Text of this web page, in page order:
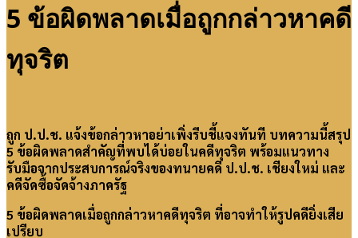
5 ข้อผิดพลาดเมื่อถูกกล่าวหาคดี
ทุจริต
ถูก ป.ป.ช. แจ้งข้อกล่าวหาอย่าเพิ่งรีบชี้แจงทันที บทความนี้สรุป
5 ข้อผิดพลาดสำคัญที่พบได้บ่อยในคดีทุจริต พร้อมแนวทาง
รับมือจากประสบการณ์จริงของทนายคดี ป.ป.ช. เชียงใหม่ และ
คดีจัดซื้อจัดจ้างภาครัฐ
5 ข้อผิดพลาดเมื่อถูกกล่าวหาคดีทุจริต ที่อาจทำให้รูปคดียิ่งเสีย
เปรียบ